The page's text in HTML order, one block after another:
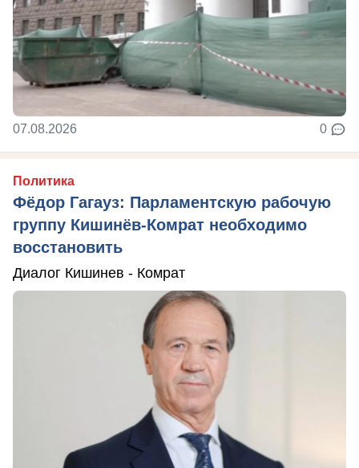
07.08.2026 0
Политика
Фёдор Гагауз: Парламентскую рабочую
группу Кишинёв-Комрат необходимо
восстановить
Диалог Кишинев - Комрат